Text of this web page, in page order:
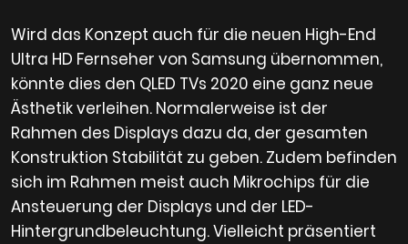
Wird das Konzept auch für die neuen High-End
Ultra HD Fernseher von Samsung übernommen,
könnte dies den QLED TVs 2020 eine ganz neue
Ästhetik verleihen. Normalerweise ist der
Rahmen des Displays dazu da, der gesamten
Konstruktion Stabilität zu geben. Zudem befinden
sich im Rahmen meist auch Mikrochips für die
Ansteuerung der Displays und der LED-
Hintergrundbeleuchtung. Vielleicht präsentiert